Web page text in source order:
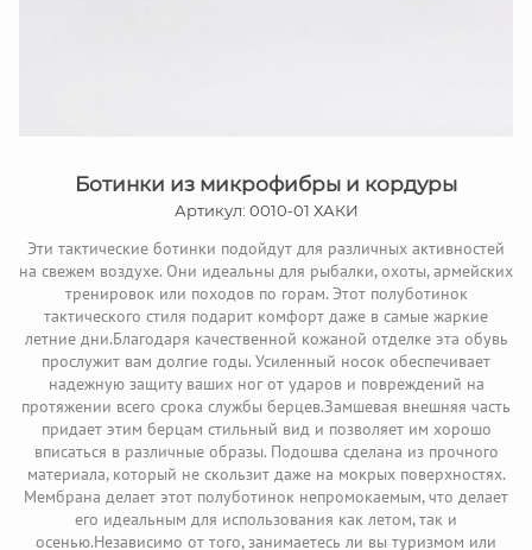
Ботинки из микрофибры и кордуры
Артикул: 0010-01 ХАКИ
Эти тактические ботинки подойдут для различных активностей
на свежем воздухе. Они идеальны для рыбалки, охоты, армейских
тренировок или походов по горам. Этот полуботинок
тактического стиля подарит комфорт даже в самые жаркие
летние дни.Благодаря качественной кожаной отделке эта обувь
прослужит вам долгие годы. Усиленный носок обеспечивает
надежную защиту ваших ног от ударов и повреждений на
протяжении всего срока службы берцев.Замшевая внешняя часть
придает этим берцам стильный вид и позволяет им хорошо
вписаться в различные образы. Подошва сделана из прочного
материала, который не скользит даже на мокрых поверхностях.
Мембрана делает этот полуботинок непромокаемым, что делает
его идеальным для использования как летом, так и
осенью.Независимо от того, занимаетесь ли вы туризмом или